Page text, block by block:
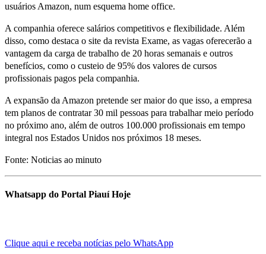
usuários Amazon, num esquema home office.
A companhia oferece salários competitivos e flexibilidade. Além
disso, como destaca o site da revista Exame, as vagas oferecerão a
vantagem da carga de trabalho de 20 horas semanais e outros
benefícios, como o custeio de 95% dos valores de cursos
profissionais pagos pela companhia.
A expansão da Amazon pretende ser maior do que isso, a empresa
tem planos de contratar 30 mil pessoas para trabalhar meio período
no próximo ano, além de outros 100.000 profissionais em tempo
integral nos Estados Unidos nos próximos 18 meses.
Fonte: Noticias ao minuto
Whatsapp do Portal Piauí Hoje
Clique aqui e receba notícias pelo WhatsApp